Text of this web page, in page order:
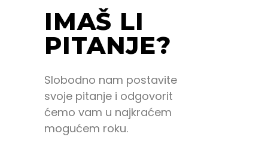
IMAŠ LI
PITANJE?
Slobodno nam postavite
svoje pitanje i odgovorit
ćemo vam u najkraćem
mogućem roku.